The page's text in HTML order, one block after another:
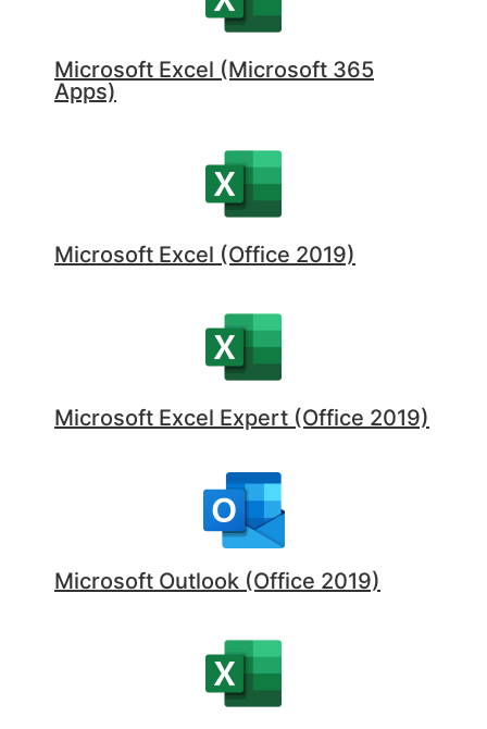
Microsoft Excel (Microsoft 365
Apps)
Microsoft Excel (Office 2019)
Microsoft Excel Expert (Office 2019)
Microsoft Outlook (Office 2019)